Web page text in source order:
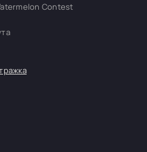
Contest